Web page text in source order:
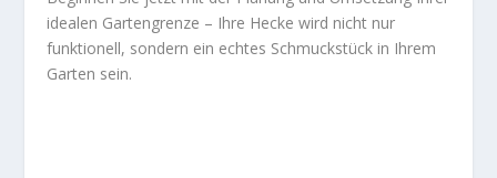
idealen Gartengrenze – Ihre Hecke wird nicht nur
funktionell, sondern ein echtes Schmuckstück in Ihrem
Garten sein.